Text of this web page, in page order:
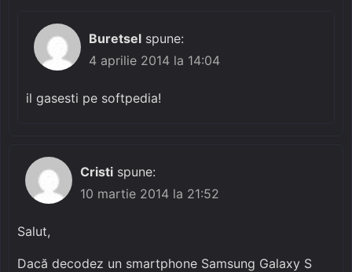
Buretsel spune:
4 aprilie 2014 la 14:04
il gasesti pe softpedia!
Cristi spune:
10 martie 2014 la 21:52
Salut,
Dacă decodez un smartphone Samsung Galaxy S